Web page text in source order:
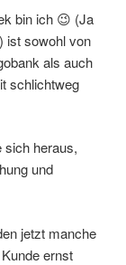
bin ich 😉 (Ja
ist sowohl von
als auch
schlichtweg
sich heraus,
und
jetzt manche
ernst